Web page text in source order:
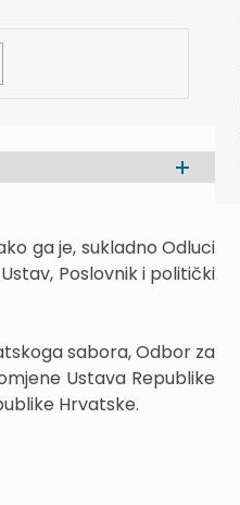
ga je, sukladno Odluci
Poslovnik i politički
sabora, Odbor za
Ustava Republike
Hrvatske.